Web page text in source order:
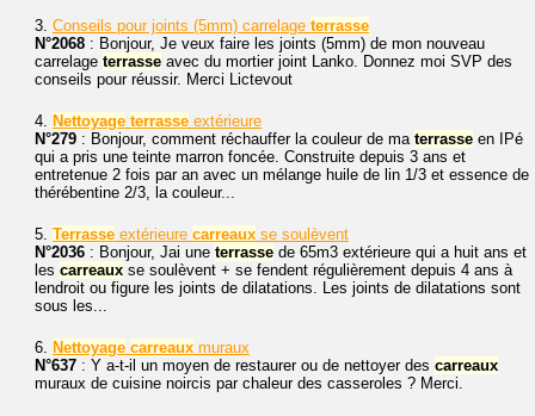
3. Conseils pour joints (5mm) carrelage terrasse
N°2068 : Bonjour, Je veux faire les joints (5mm) de mon nouveau
carrelage terrasse avec du mortier joint Lanko. Donnez moi SVP des
conseils pour réussir. Merci Lictevout
4. Nettoyage terrasse extérieure
N°279 : Bonjour, comment réchauffer la couleur de ma terrasse en IPé
qui a pris une teinte marron foncée. Construite depuis 3 ans et
entretenue 2 fois par an avec un mélange huile de lin 1/3 et essence de
thérébentine 2/3, la couleur...
5. Terrasse extérieure carreaux se soulèvent
N°2036 : Bonjour, Jai une terrasse de 65m3 extérieure qui a huit ans et
les carreaux se soulèvent + se fendent régulièrement depuis 4 ans à
lendroit ou figure les joints de dilatations. Les joints de dilatations sont
sous les...
6. Nettoyage carreaux muraux
N°637 : Y a-t-il un moyen de restaurer ou de nettoyer des carreaux
muraux de cuisine noircis par chaleur des casseroles ? Merci.